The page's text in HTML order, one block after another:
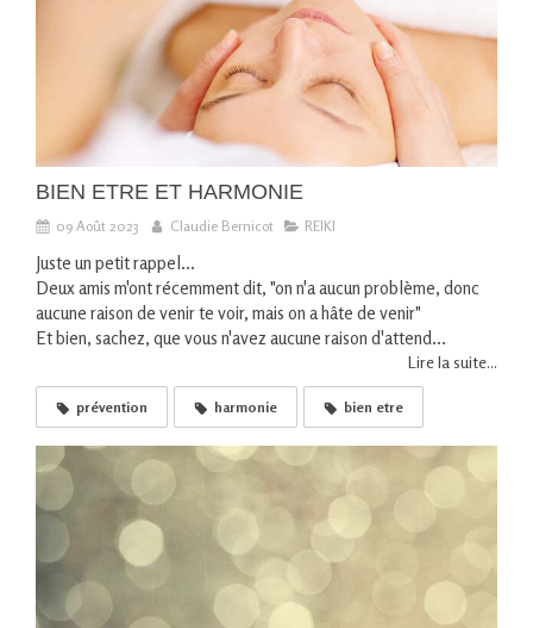
BIEN ETRE ET HARMONIE
09 Août 2023 Claudie Bernicot REIKI
Juste un petit rappel...
Deux amis m'ont récemment dit, "on n'a aucun problème, donc
aucune raison de venir te voir, mais on a hâte de venir"
Et bien, sachez, que vous n'avez aucune raison d'attend...
Lire la suite...
prévention harmonie bien etre